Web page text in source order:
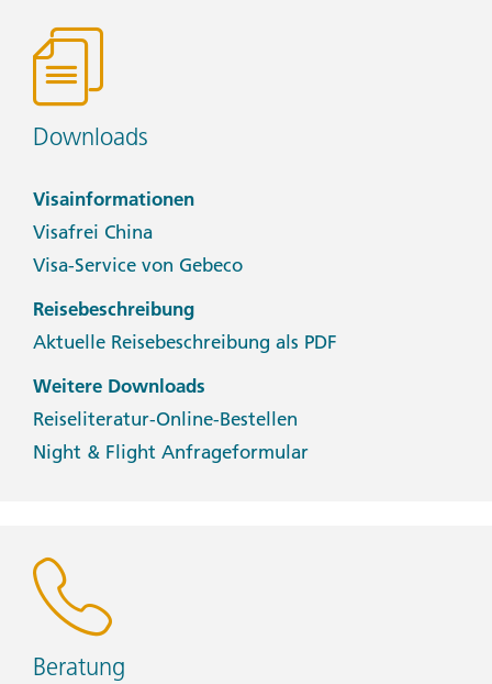
Downloads
Visainformationen
Visafrei China
Visa-Service von Gebeco
Reisebeschreibung
Aktuelle Reisebeschreibung als PDF
Weitere Downloads
Reiseliteratur-Online-Bestellen
Night & Flight Anfrageformular
Beratung